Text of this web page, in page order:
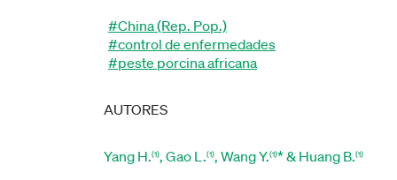
#China (Rep. Pop.)
#control de enfermedades
#peste porcina africana
AUTORES
Yang H.(1), Gao L.(1), Wang Y.(1)* & Huang B.(1)